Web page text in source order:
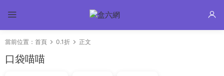
當前位置： 首頁 0.1折 正文
口袋喵喵